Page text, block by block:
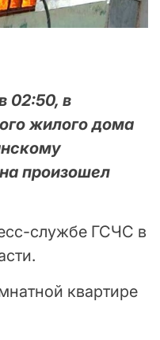
02:50, в
жилого дома
произошел
службе ГСЧС в
квартире